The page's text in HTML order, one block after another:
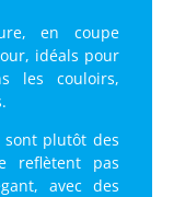
en coupe
idéals pour
les couloirs,
plutôt des
reflètent pas
avec des